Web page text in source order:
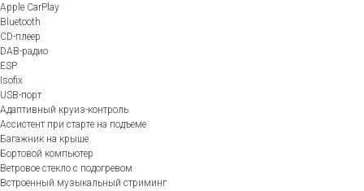
Apple CarPlay
Bluetooth
CD-плеер
DAB-радио
ESP
Isofix
USB-порт
Адаптивный круиз-контроль
Ассистент при старте на подъеме
Багажник на крыше
Бортовой компьютер
Ветровое стекло с подогревом
Встроенный музыкальный стриминг